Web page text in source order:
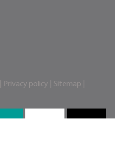
Privacy policy Sitemap